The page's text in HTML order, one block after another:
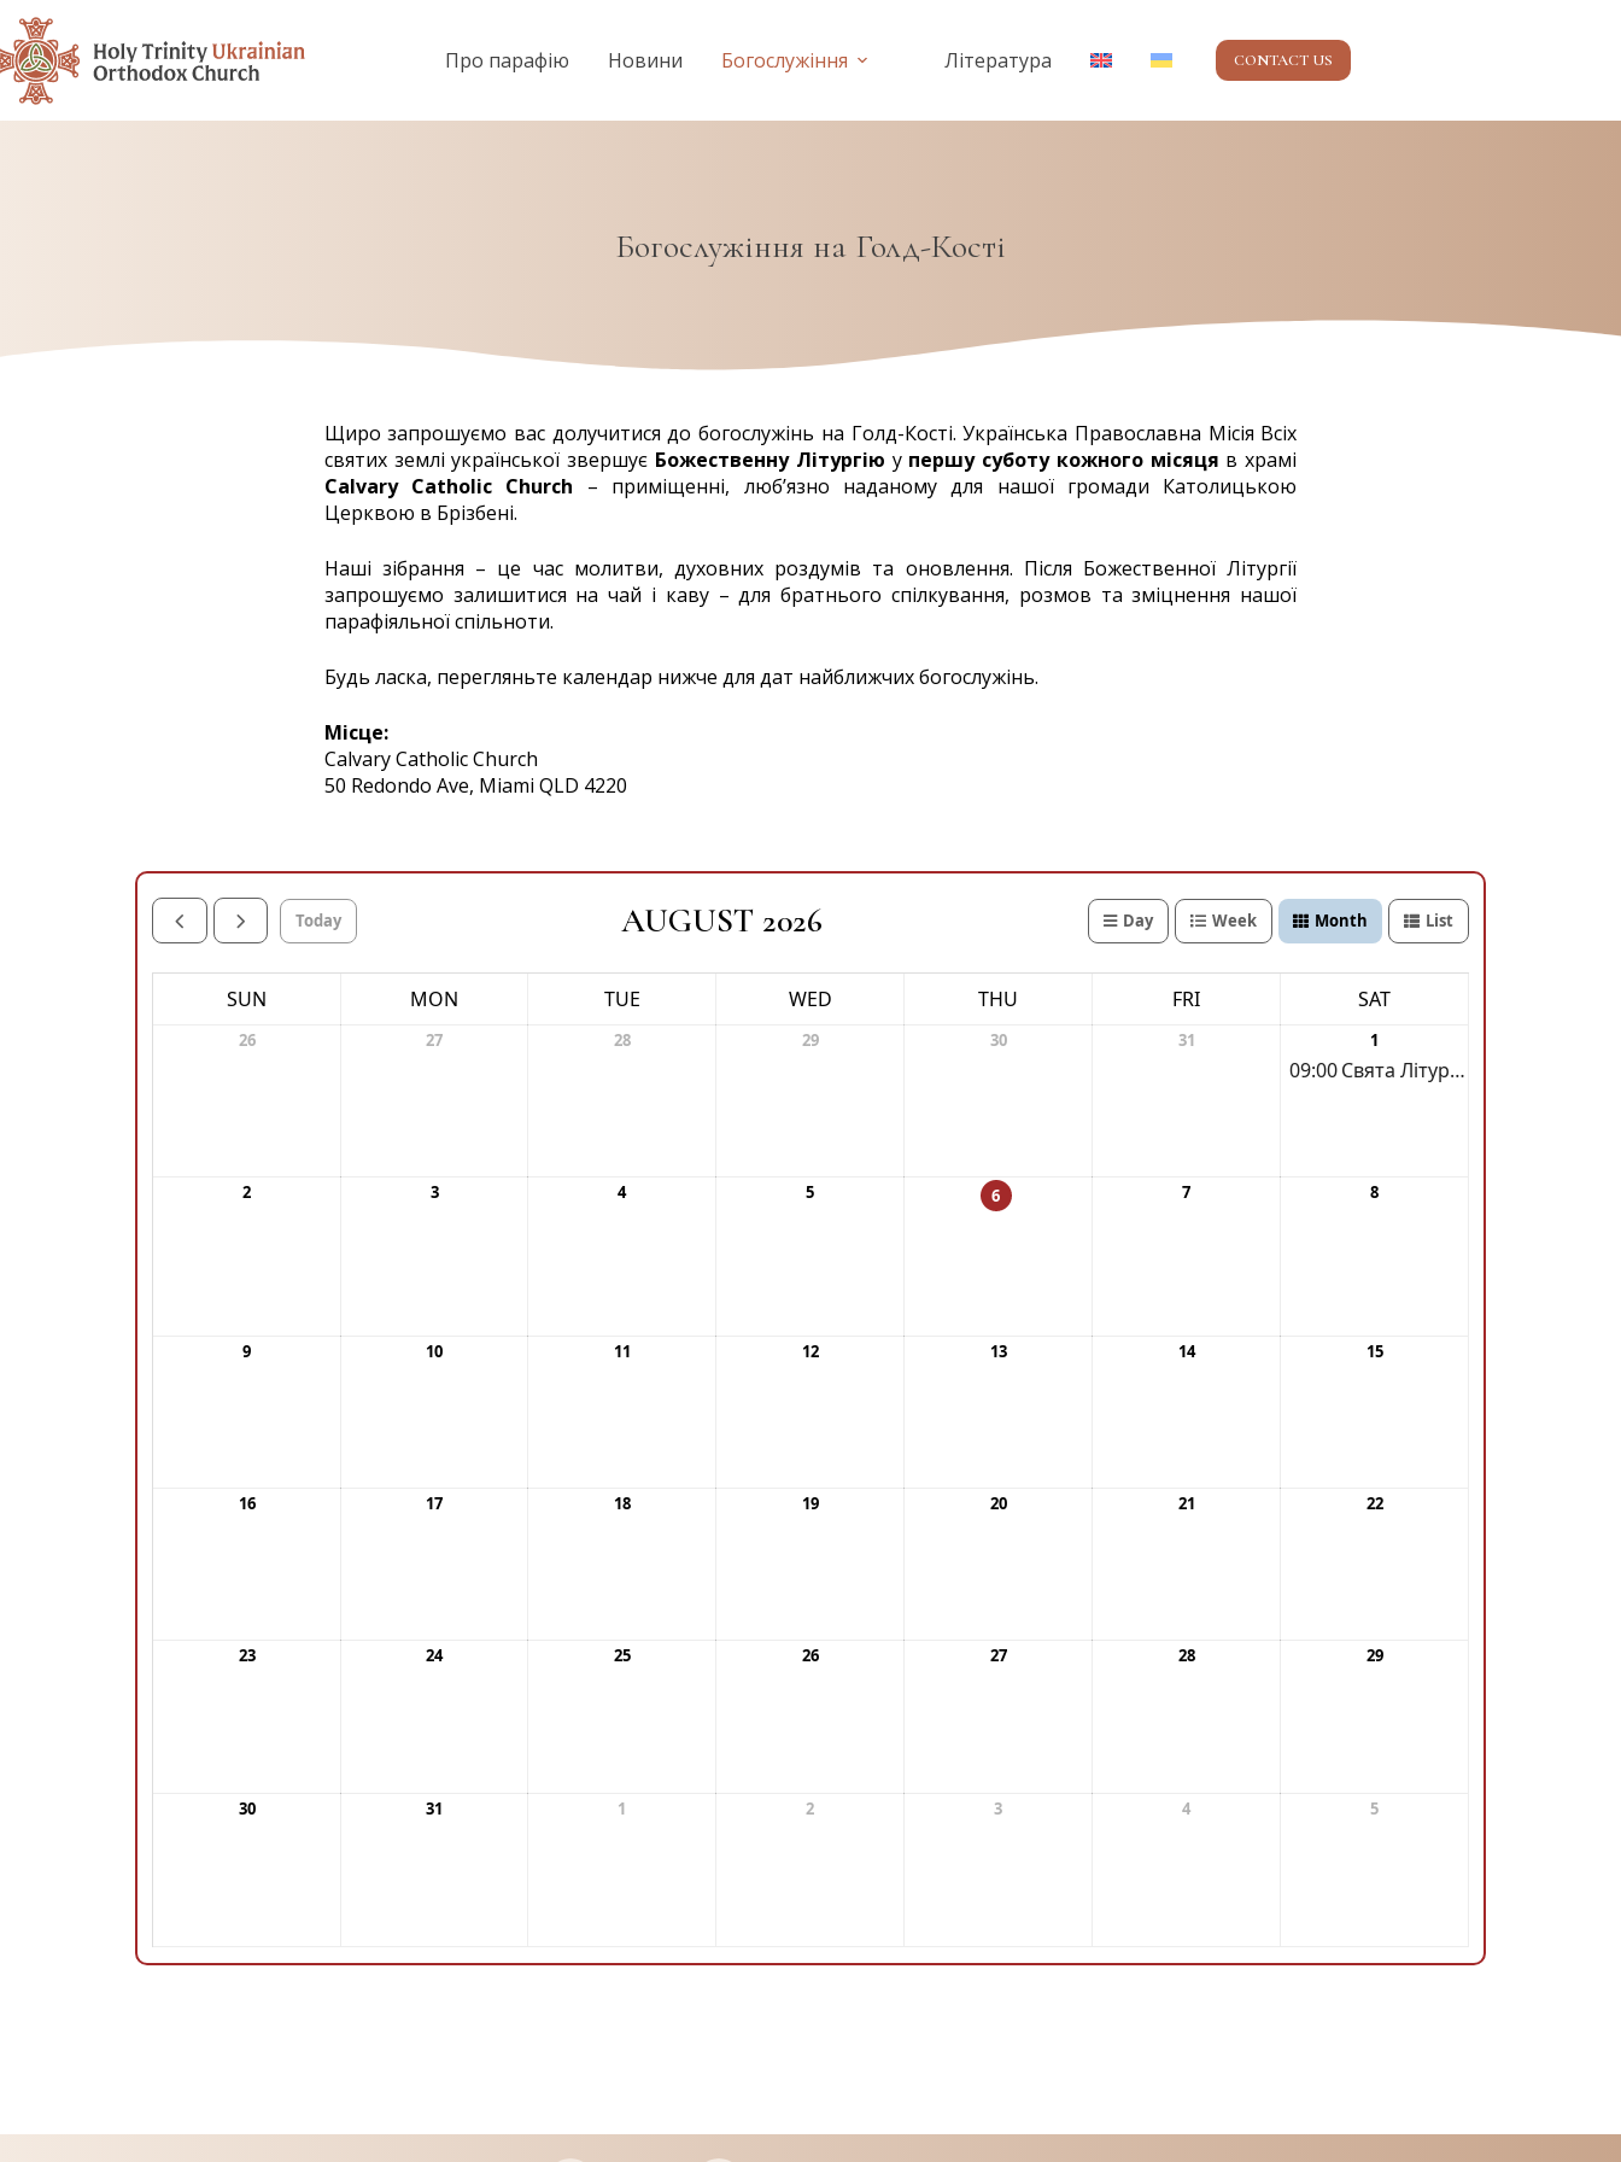
Про парафію Новини Богослужіння Література CONTACT US
Богослужіння на Голд-Кості
Щиро запрошуємо вас долучитися до богослужінь на Голд-Кості. Українська Православна Місія Всіх
святих землі української звершує Божественну Літургію у першу суботу кожного місяця в храмі
Calvary Catholic Church – приміщенні, люб’язно наданому для нашої громади Католицькою
Церквою в Брізбені.
Наші зібрання – це час молитви, духовних роздумів та оновлення. Після Божественної Літургії
запрошуємо залишитися на чай і каву – для братнього спілкування, розмов та зміцнення нашої
парафіяльної спільноти.
Будь ласка, перегляньте календар нижче для дат найближчих богослужінь.
Місце:
Calvary Catholic Church
50 Redondo Ave, Miami QLD 4220
Today AUGUST 2026 Day Week Month List
SUN MON TUE WED THU FRI SAT
26 27 28 29 30 31 1
09:00 Свята Літургія і освячення фруктів напередодні Преображення Господнього
2 3 4 5 6 7 8
9 10 11 12 13 14 15
16 17 18 19 20 21 22
23 24 25 26 27 28 29
30 31 1 2 3 4 5